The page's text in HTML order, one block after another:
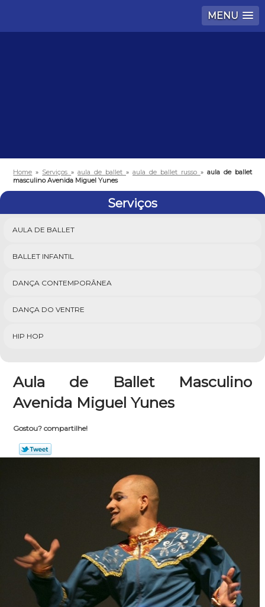
MENU
Home » Serviços»aula de ballet» aula de ballet russo » aula de ballet
masculino Avenida Miguel Yunes
Serviços
AULA DE BALLET
BALLET INFANTIL
DANÇA CONTEMPORÂNEA
DANÇA DO VENTRE
HIP HOP
Aula de Ballet Masculino
Avenida Miguel Yunes
Gostou? compartilhe!